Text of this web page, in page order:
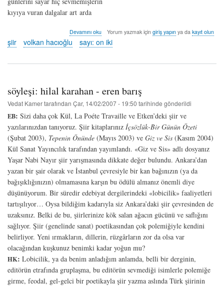
kıyıya vuran dalgalar art arda
deniz
-
hacıoğlu
Devamını oku Yorum yazmak için giriş yapınya da kayıt olun
şiir volkan hacıoğlu sayı: on iki
söyleşi: hilal karahan - eren barış
Vedat Kamertarafından Çar, 14/02/2007 - 19:50 tarihinde gönderildi
EB: Sizi daha çok Kül, La Poéte Travaille ve Etken’deki şiir ve
yazılarınızdan tanıyoruz. Şiir kitaplarınız İçsözlük-Bir Günün Özeti
(Şubat 2003), Tepenin Önünde (Mayıs 2003) ve Giz ve Sis (Kasım 2004)
Kül Sanat Yayıncılık tarafından yayımlandı. «Giz ve Sis» adlı dosyanız
Yaşar Nabi Nayır şiir yarışmasında dikkate değer bulundu. Ankara’dan
yazan bir şair olarak ve İstanbul çevresiyle bir kan bağınızın (ya da
bağışıklığınızın) olmamasına karşın bu ödülü almanız önemli diye
düşünüyorum. Bir süredir edebiyat dergilerindeki «lobicilik» faaliyetleri
tartışılıyor… Oysa bildiğim kadarıyla siz Ankara’daki şiir çevresinden de
uzaksınız. Belki de bu, şiirlerinize kök salan ağacın gücünü ve saflığını
sağlıyor. Şiir (genelinde sanat) poetikasından çok polemiğiyle kendini
belirliyor. Yeni ırmakların, dillerin, rüzgârların zor da olsa var
olacağından kuşkunuz benimki kadar yoğun mu?
HK: Lobicilik, ya da benim anladığım anlamda, belli bir derginin,
editörün etrafında gruplaşma, bu editörün sevmediği isimlerle polemiğe
girme, feodal, gel-gelci bir poetikayla şiir yazma aslında Türk şiirinin